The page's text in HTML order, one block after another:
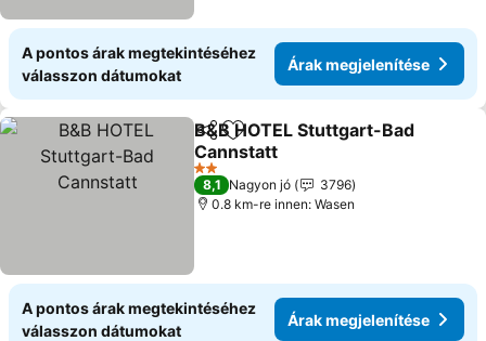
A pontos árak megtekintéséhez
válasszon dátumokat
Árak megjelenítése
Megosztás
Hozzáadás a kedvencekhez
B&B HOTEL Stuttgart-Bad
Cannstatt
2 Kategória
8,1 Nagyon jó
3796
0.8 km-re innen: Wasen
A pontos árak megtekintéséhez
válasszon dátumokat
Árak megjelenítése